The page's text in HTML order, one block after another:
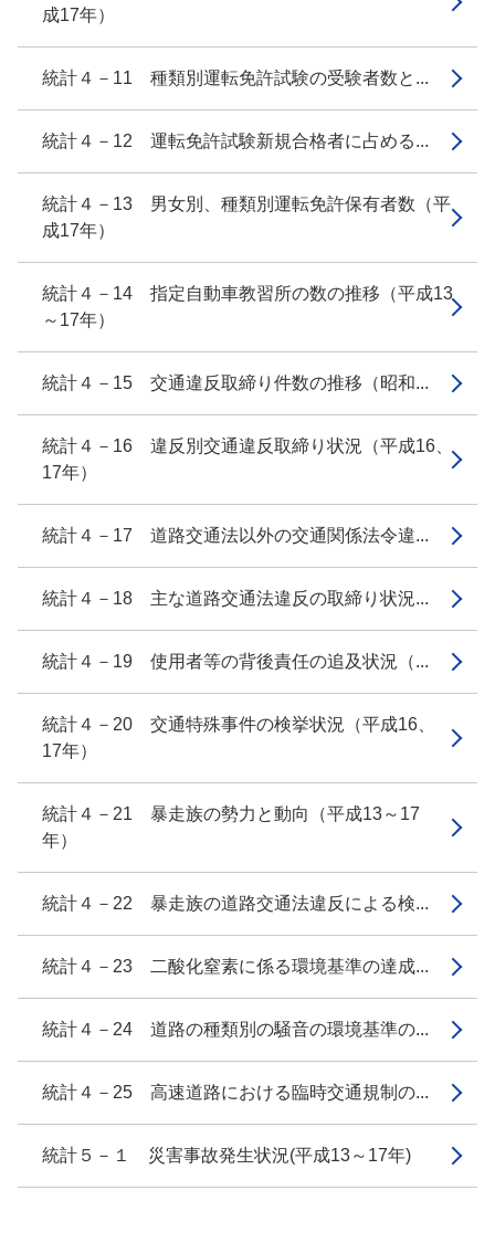
成17年）
統計４－11 種類別運転免許試験の受験者数と...
統計４－12 運転免許試験新規合格者に占める...
統計４－13 男女別、種類別運転免許保有者数（平
成17年）
統計４－14 指定自動車教習所の数の推移（平成13
～17年）
統計４－15 交通違反取締り件数の推移（昭和...
統計４－16 違反別交通違反取締り状況（平成16、
17年）
統計４－17 道路交通法以外の交通関係法令違...
統計４－18 主な道路交通法違反の取締り状況...
統計４－19 使用者等の背後責任の追及状況（...
統計４－20 交通特殊事件の検挙状況（平成16、
17年）
統計４－21 暴走族の勢力と動向（平成13～17
年）
統計４－22 暴走族の道路交通法違反による検...
統計４－23 二酸化窒素に係る環境基準の達成...
統計４－24 道路の種類別の騒音の環境基準の...
統計４－25 高速道路における臨時交通規制の...
統計５－１ 災害事故発生状況(平成13～17年)